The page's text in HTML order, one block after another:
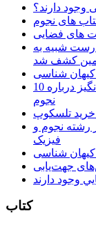
وجود دارند؟
های نجوم
های فضایی
درست شبیه به
کشف شد
شناسی
10 واقعیت عجیب و شگفت انگیز درباره
نجوم
تلسکوپ
رشته نجوم و
فیزیک
شناسی
جهت‌یابی
کتاب